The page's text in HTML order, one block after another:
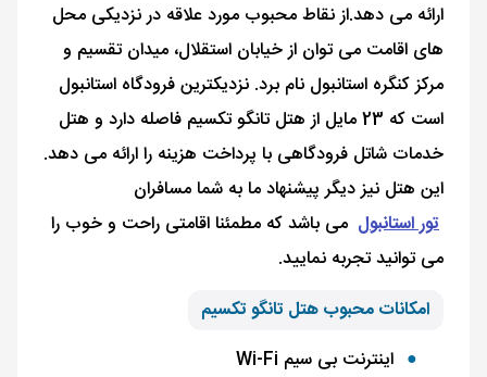
ارائه می دهد.از نقاط محبوب مورد علاقه در نزدیکی محل
های اقامت می توان از خیابان استقلال، میدان تقسیم و
مرکز کنگره استانبول نام برد. نزدیکترین فرودگاه استانبول
است که 23 مایل از هتل تانگو تکسیم فاصله دارد و هتل
خدمات شاتل فرودگاهی با پرداخت هزینه را ارائه می دهد.
این هتل نیز دیگر پیشنهاد ما به شما مسافران
تور استانبول می باشد که مطمئنا اقامتی راحت و خوب را
می توانید تجربه نمایید.
امکانات محبوب هتل تانگو تکسیم
اینترنت بی سیم Wi-Fi